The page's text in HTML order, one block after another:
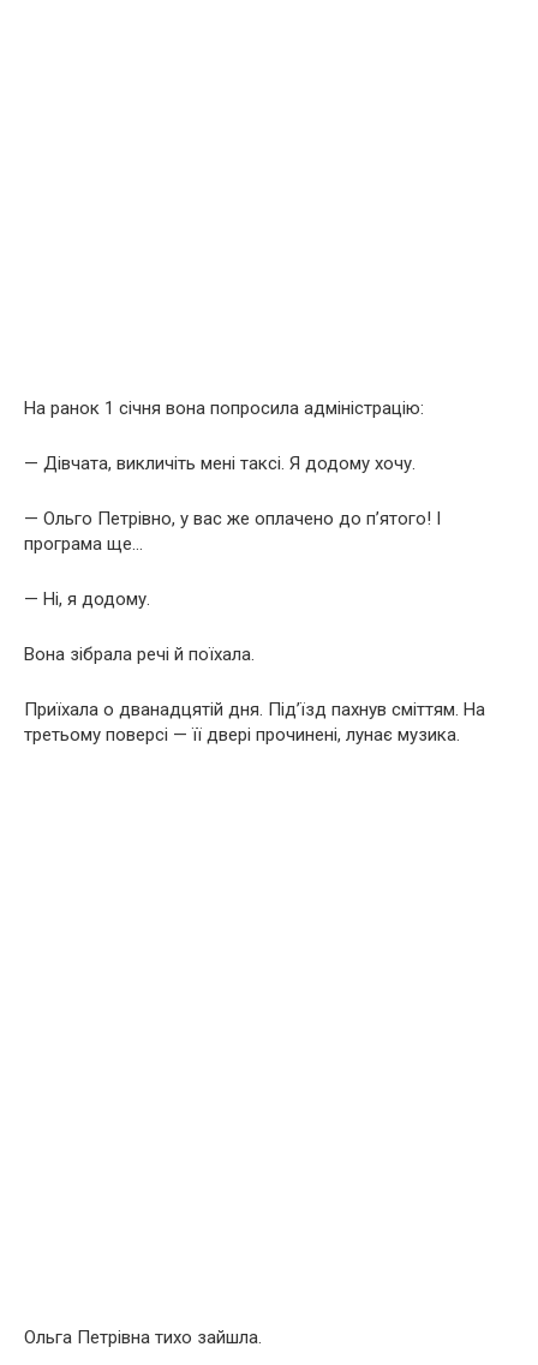
На ранок 1 січня вона попросила адміністрацію:
— Дівчата, викличіть мені таксі. Я додому хочу.
— Ольго Петрівно, у вас же оплачено до п’ятого! І
програма ще…
— Ні, я додому.
Вона зібрала речі й поїхала.
Приїхала о дванадцятій дня. Під’їзд пахнув сміттям. На
третьому поверсі — її двері прочинені, лунає музика.
Ольга Петрівна тихо зайшла.